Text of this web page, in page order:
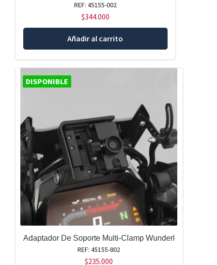
REF: 45155-002
$344.000
Añadir al carrito
DISPONIBLE
Adaptador De Soporte Multi-Clamp Wunderl
REF: 45155-802
$235.000